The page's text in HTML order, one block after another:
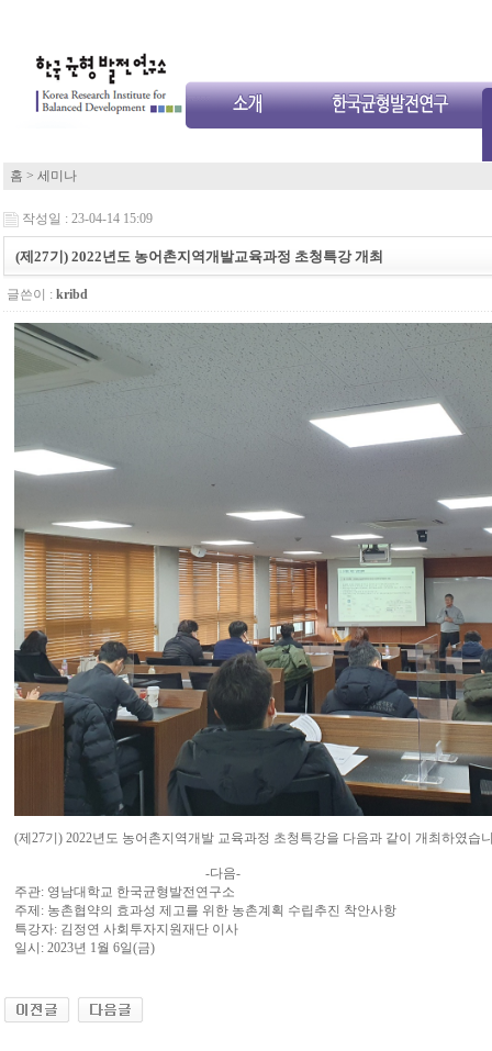
홈 > 세미나
작성일 : 23-04-14 15:09
(제27기) 2022년도 농어촌지역개발교육과정 초청특강 개최
글쓴이 : kribd
(제27기) 2022년도 농어촌지역개발 교육과정 초청특강을 다음과 같이 개최하였습
-다음-
주관: 영남대학교 한국균형발전연구소
주제: 농촌협약의 효과성 제고를 위한 농촌계획 수립추진 착안사항
특강자: 김정연 사회투자지원재단 이사
일시: 2023년 1월 6일(금)